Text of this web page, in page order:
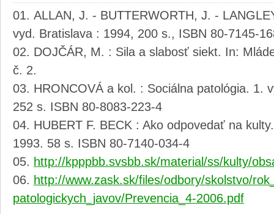
ALLAN, J. - BUTTERWORTH, J. -
vyd. Bratislava : 1994, 200 s., ISBN 80-7145-
DOJČÁR, M. : Sila a slabosť siekt. In:
č. 2.
HRONCOVÁ a kol. : Sociálna patológia. 1.
252 s. ISBN 80-8083-223-4
HUBERT F. BECK : Ako odpovedať na
1993. 58 s. ISBN 80-7140-034-4
http://kpppbb.svsbb.sk/material/ss/kulty/
http://www.zask.sk/files/odbory/skolstvo/
patologickych_javov/Prevencia_4-2006.pdf